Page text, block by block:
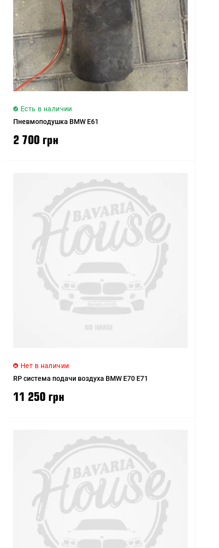
Есть в наличии
Пневмоподушка BMW E61
2 700 грн
Нет в наличии
RP система подачи воздуха BMW E70 E71
11 250 грн